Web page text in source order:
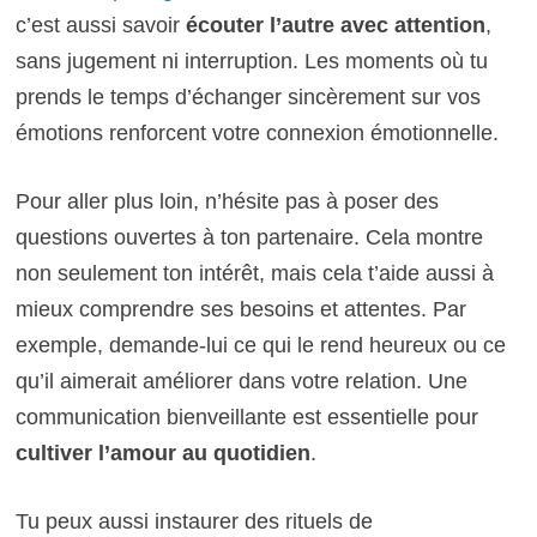
c’est aussi savoir écouter l’autre avec attention,
sans jugement ni interruption. Les moments où tu
prends le temps d’échanger sincèrement sur vos
émotions renforcent votre connexion émotionnelle.
Pour aller plus loin, n’hésite pas à poser des
questions ouvertes à ton partenaire. Cela montre
non seulement ton intérêt, mais cela t’aide aussi à
mieux comprendre ses besoins et attentes. Par
exemple, demande-lui ce qui le rend heureux ou ce
qu’il aimerait améliorer dans votre relation. Une
communication bienveillante est essentielle pour
cultiver l’amour au quotidien.
Tu peux aussi instaurer des rituels de